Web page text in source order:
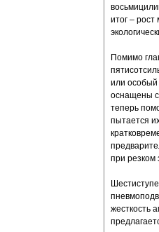
итог –
Помимо
или особый
оснащены
теперь
пытается
при резком
жесткость